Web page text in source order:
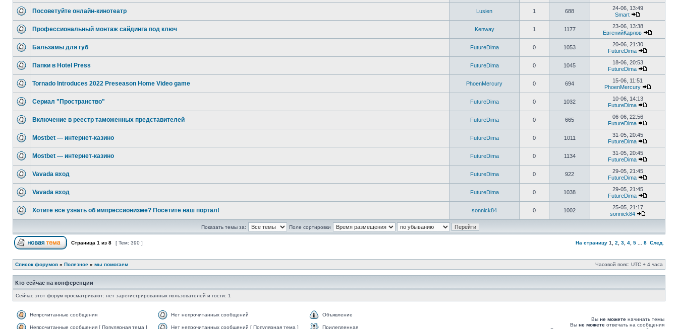
Посоветуйте онлайн-кинотеатр Lusien 1 688
24-06, 13:49
Smart
Профессиональный монтаж сайдинга под ключ Kenway 1 1177
23-06, 13:38
ЕвгенийКарлов
Бальзамы для губ FutureDima 0 1053
20-06, 21:30
FutureDima
Папки в Hotel Press FutureDima 0 1045
18-06, 20:53
FutureDima
Tornado Introduces 2022 Preseason Home Video game PhoenMercury 0 694
15-06, 11:51
PhoenMercury
Сериал "Пространство" FutureDima 0 1032
10-06, 14:13
FutureDima
Включение в реестр таможенных представителей FutureDima 0 665
06-06, 22:56
FutureDima
Mostbet — интернет-казино FutureDima 0 1011
31-05, 20:45
FutureDima
Mostbet — интернет-казино FutureDima 0 1134
31-05, 20:45
FutureDima
Vavada вход FutureDima 0 922
29-05, 21:45
FutureDima
Vavada вход FutureDima 0 1038
29-05, 21:45
FutureDima
Хотите все узнать об импрессионизме? Посетите наш портал! sonnick84 0 1002
25-05, 21:17
sonnick84
Показать темы за: Поле сортировки
Страница 1 из 8 [ Тем: 390 ] На страницу 1 2 3 4 5 8 След.
Список форумов » Полезное » мы помогаем Часовой пояс: UTC + 4 часа
Кто сейчас на конференции
Сейчас этот форум просматривают: нет зарегистрированных пользователей и гости: 1
Непрочитанные сообщения Нет непрочитанных сообщений Объявление
Непрочитанные сообщения [ Популярная тема ] Нет непрочитанных сообщений [ Популярная тема ] Прилепленная
Вы не можете начинать темы
Вы не можете отвечать на сообщения